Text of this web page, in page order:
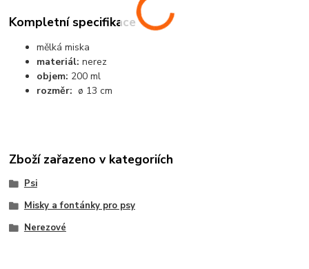
Kompletní specifikace
mělká miska
materiál: nerez
objem: 200 ml
rozměr: ø 13 cm
Zboží zařazeno v kategoriích
Psi
Misky a fontánky pro psy
Nerezové